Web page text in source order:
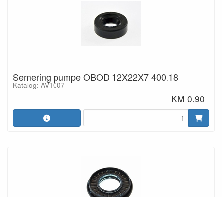
Semering pumpe OBOD 12X22X7 400.18
Katalog: AV1007
KM 0.90